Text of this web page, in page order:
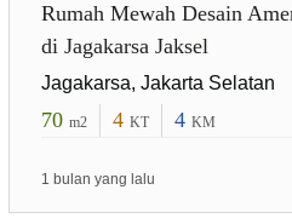
Rumah Mewah Desain
di Jagakarsa Jaksel
Jagakarsa, Jakarta Selatan
70 m2 4 KT 4 KM
1 bulan yang lalu